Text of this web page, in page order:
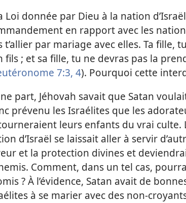
Loi donnée par Dieu à la nation
en rapport avec les
t’allier par mariage avec elles. Ta fille,
fils ; et sa fille, tu ne devras pas la
7:3, 4). Pourquoi cette
part, Jéhovah savait que Satan
prévenu les Israélites que les
leurs enfants du vrai culte.
d’Israël se laissait aller à servir
et la protection divines et
Comment, dans un tel cas,
? À l’évidence, Satan avait de
à se marier avec des non-